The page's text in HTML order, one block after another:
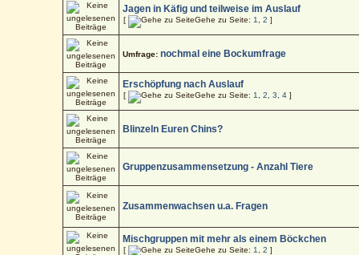
Jagen in Käfig und teilweise im Auslauf
[ Gehe zu Seite: 1 ,2 ]
Umfrage:nochmal eine Bockumfrage
Erschöpfung nach Auslauf
[ Gehe zu Seite: 1 ,2 ,3 ,4 ]
Blinzeln Euren Chins?
Gruppenzusammensetzung - Anzahl Tiere
Zusammenwachsen u.a. Fragen
Mischgruppen mit mehr als einem Böckchen
[ Gehe zu Seite: 1 ,2 ]